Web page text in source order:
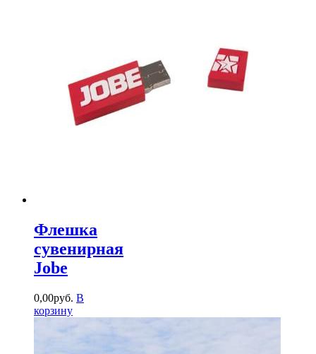
Флешка
сувенирная
Jobe
0,00руб. В
корзину